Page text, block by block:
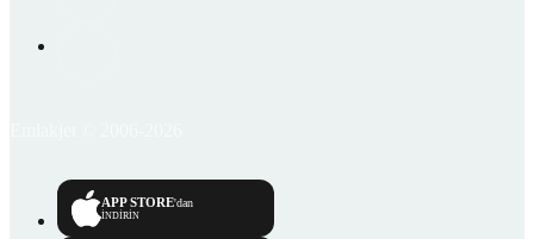
APP STORE'dan
İNDİRİN